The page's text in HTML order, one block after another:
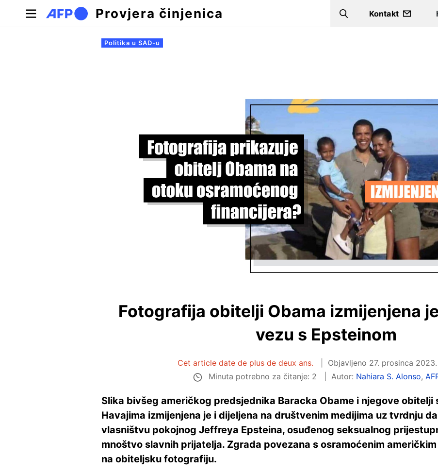
Skoči na glavni sadržaj
Provjera činjenica Search
Kontakt
Primarne oznake
Politika u SAD-u
Fotografija obitelji Obama izmijenjena
vezu s Epsteinom
Cet article date de plus de deux ans. Objavljeno 27. prosinca
Minuta potrebno za čitanje: 2
Autor: Nahiara S. Alonso,
Slika bivšeg američkog predsjednika Baracka Obame i njegove obitelji
Havajima izmijenjena je i dijeljena na društvenim medijima uz tvrdnju
vlasništvu pokojnog Jeffreya Epsteina, osuđenog seksualnog
mnoštvo slavnih prijatelja. Zgrada povezana s osramoćenim
na obiteljsku fotografiju.